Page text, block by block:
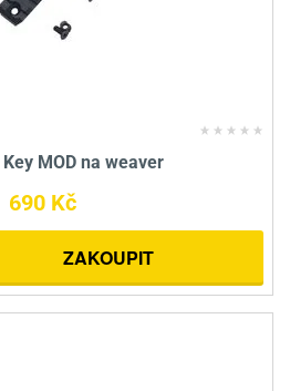
MOD na weaver
690 Kč
ZAKOUPIT